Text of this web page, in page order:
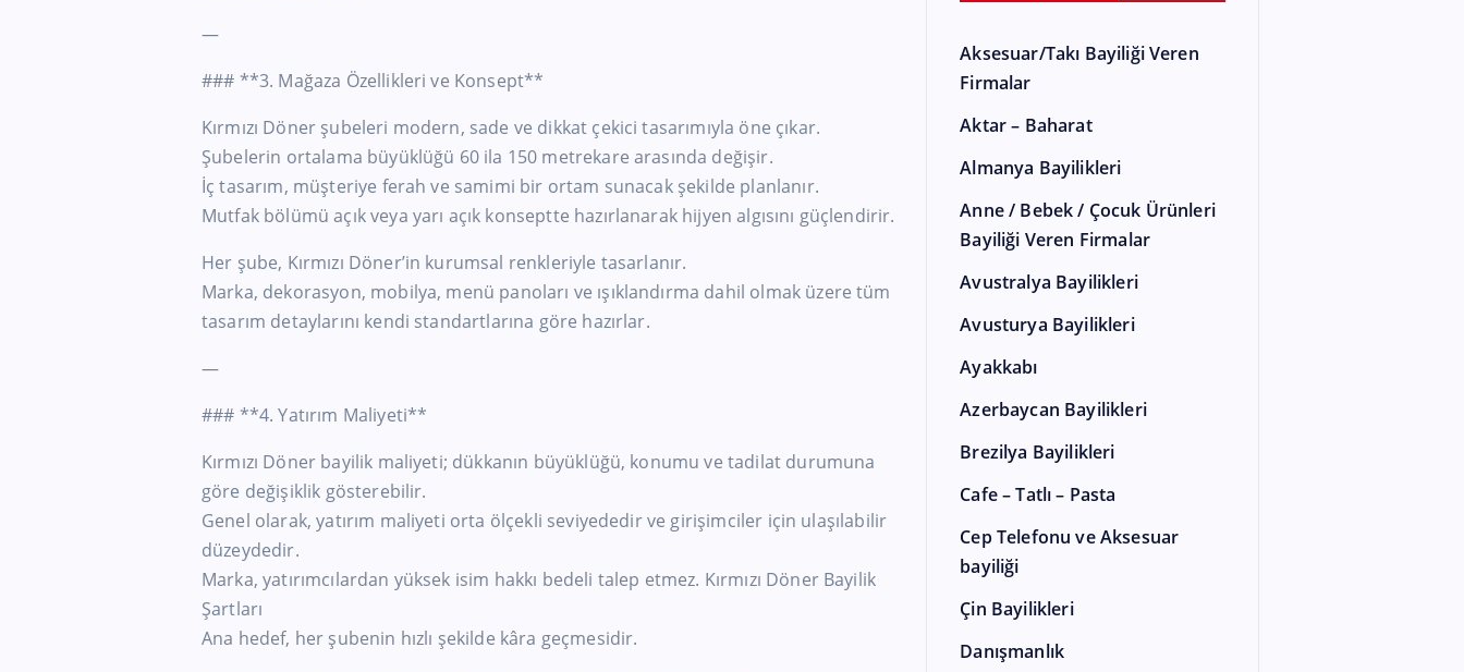
—
### **3. Mağaza Özellikleri ve Konsept**
Kırmızı Döner şubeleri modern, sade ve dikkat çekici tasarımıyla öne çıkar.
Şubelerin ortalama büyüklüğü 60 ila 150 metrekare arasında değişir.
İç tasarım, müşteriye ferah ve samimi bir ortam sunacak şekilde planlanır.
Mutfak bölümü açık veya yarı açık konseptte hazırlanarak hijyen algısını güçlendirir.
Her şube, Kırmızı Döner’in kurumsal renkleriyle tasarlanır.
Marka, dekorasyon, mobilya, menü panoları ve ışıklandırma dahil olmak üzere tüm
tasarım detaylarını kendi standartlarına göre hazırlar.
—
### **4. Yatırım Maliyeti**
Kırmızı Döner bayilik maliyeti; dükkanın büyüklüğü, konumu ve tadilat durumuna
göre değişiklik gösterebilir.
Genel olarak, yatırım maliyeti orta ölçekli seviyededir ve girişimciler için ulaşılabilir
düzeydedir.
Marka, yatırımcılardan yüksek isim hakkı bedeli talep etmez. Kırmızı Döner Bayilik
Şartları
Ana hedef, her şubenin hızlı şekilde kâra geçmesidir.
Aksesuar/Takı Bayiliği Veren
Firmalar
Aktar – Baharat
Almanya Bayilikleri
Anne / Bebek / Çocuk Ürünleri
Bayiliği Veren Firmalar
Avustralya Bayilikleri
Avusturya Bayilikleri
Ayakkabı
Azerbaycan Bayilikleri
Brezilya Bayilikleri
Cafe – Tatlı – Pasta
Cep Telefonu ve Aksesuar
bayiliği
Çin Bayilikleri
Danışmanlık